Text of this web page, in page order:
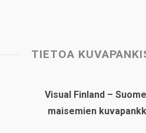
TIETOA
Visual Finland –
maisemien